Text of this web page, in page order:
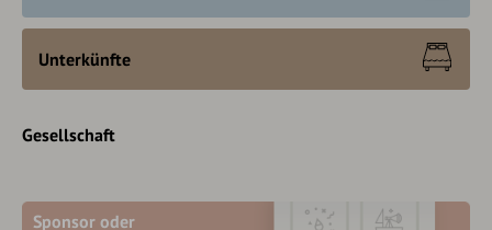
Unterkünfte
Gesellschaft
Sponsor oder